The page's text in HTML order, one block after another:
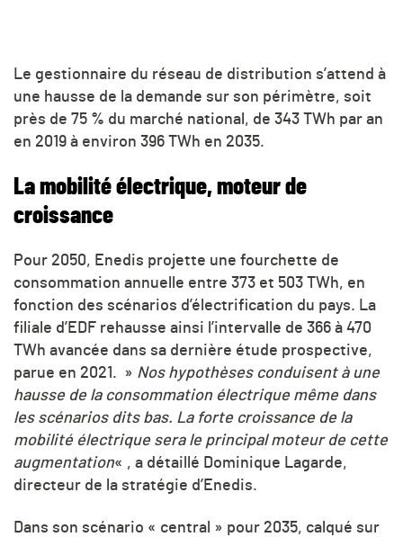
Le gestionnaire du réseau de distribution s’attend à
une hausse de la demande sur son périmètre, soit
près de 75 % du marché national, de 343 TWh par an
en 2019 à environ 396 TWh en 2035.
La mobilité électrique, moteur de
croissance
Pour 2050, Enedis projette une fourchette de
consommation annuelle entre 373 et 503 TWh, en
fonction des scénarios d’électrification du pays. La
filiale d’EDF rehausse ainsi l’intervalle de 366 à 470
TWh avancée dans sa dernière étude prospective,
parue en 2021. » Nos hypothèses conduisent à une
hausse de la consommation électrique même dans
les scénarios dits bas. La forte croissance de la
mobilité électrique sera le principal moteur de cette
augmentation« , a détaillé Dominique Lagarde,
directeur de la stratégie d’Enedis.
Dans son scénario « central » pour 2035, calqué sur